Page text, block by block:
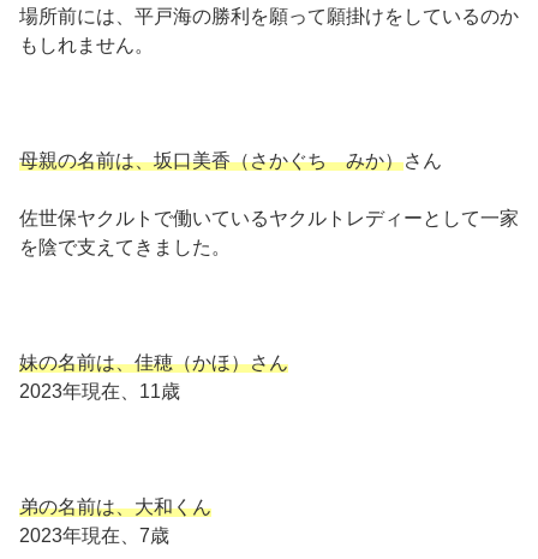
場所前には、平戸海の勝利を願って願掛けをしているのか
もしれません。
母親の名前は、坂口美香（さかぐち みか）さん
佐世保ヤクルトで働いているヤクルトレディーとして一家
を陰で支えてきました。
妹の名前は、佳穂（かほ）さん
2023年現在、11歳
弟の名前は、大和くん
2023年現在、7歳